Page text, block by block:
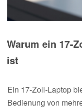
Warum ein 17-
ist
Ein 17-Zoll-Laptop
Bedienung von